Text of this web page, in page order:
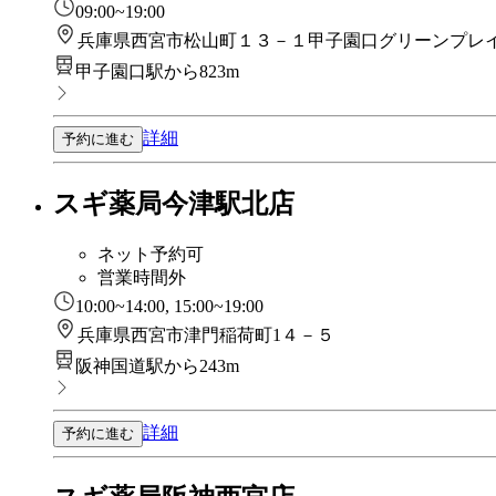
09:00~19:00
兵庫県西宮市松山町１３－１甲子園口グリーンプレ
甲子園口駅から823m
予約に進む 詳細
スギ薬局今津駅北店
ネット予約可
営業時間外
10:00~14:00, 15:00~19:00
兵庫県西宮市津門稲荷町1４－５
阪神国道駅から243m
予約に進む 詳細